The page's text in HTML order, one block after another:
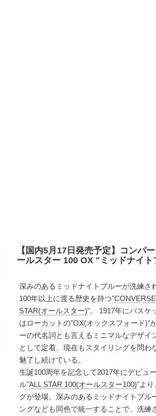
【国内5月17日発売予定】コンバ
ールスター 100 OX "ミッドナイト
深みのあるミッドナイトブルーが洗練さ
100年以上に渡る歴史を持つ"
STAR(オールスター)"。 1917年にバスケ
はローカットの"OX(オックスフォード)"
ーの代名詞とも言えるミニマルなデザイ
として定着、現在もスタイリングを問
魅了し続けている。
生誕100周年を記念して2017年にデビュ
ル"ALL STAR 100(オールスター100)"より
グが登場。深みのあるミッドナイトブル
ングなども同色で統一することで、洗練